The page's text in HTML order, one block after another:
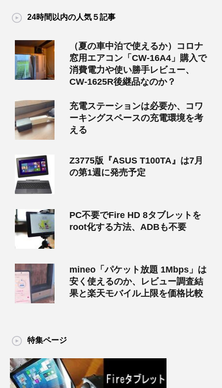
24時間以内の人気５記事
（夏の車中泊で使えるか）コロナ
窓用エアコン「CW-16A4」購入で
消費電力や使い勝手レビュー、
CW-1625R後継品なのか？
充電ステーションは必要か、コワ
ーキングスペースの充電環境を考
える
Z3775版『ASUS T100TA』は7月
の第1週に発売予定
PC不要でFire HD 8タブレットを
root化する方法、ADBも不要
mineo「パケット放題 1Mbps」は
安く使えるのか、レビュー調査結
果と楽天モバイル上限を価格比較
特集ページ